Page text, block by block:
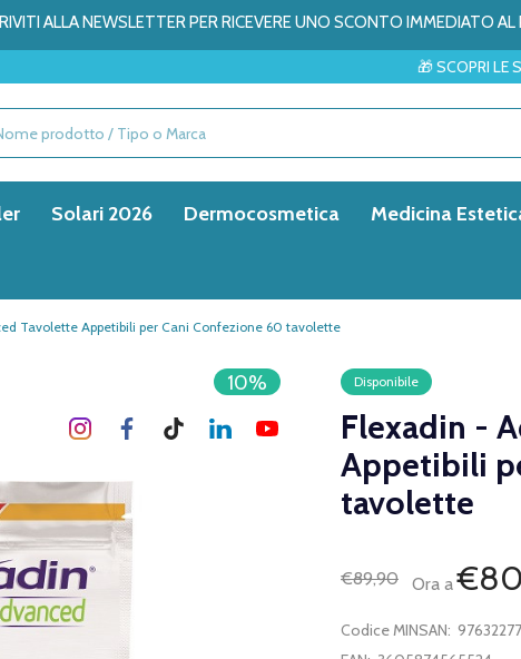
ALLA NEWSLETTER PER RICEVERE UNO SCONTO IMMEDIATO
🎁 SCOPRI LE SORPRESE DEL
Solari 2026 Dermocosmetica Medicina
Tavolette Appetibili per Cani Confezione 60 tavolette
Disponibile
Flexadin -
Appetibili
tavolette
€89,90 Ora a
10%
Codice MINSAN: